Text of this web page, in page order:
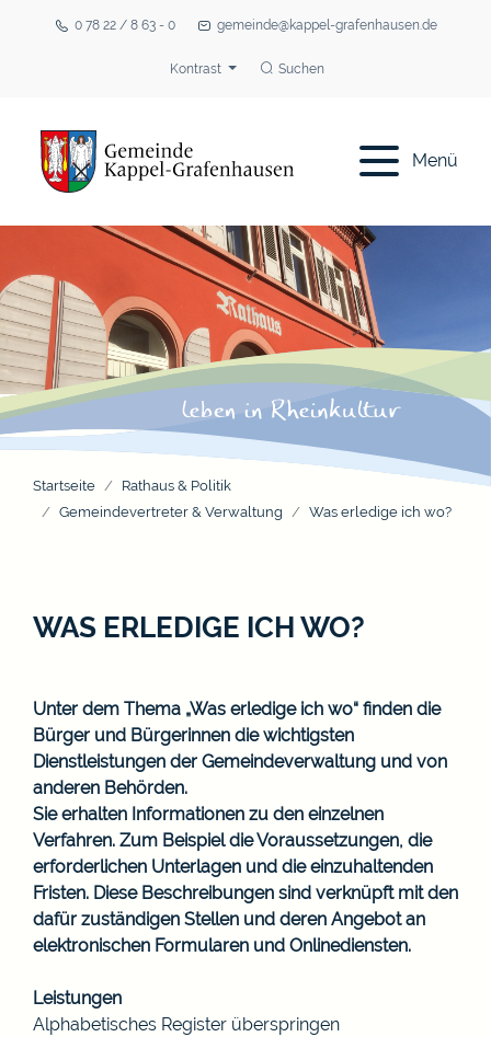
0 78 22 / 8 63 - 0 gemeinde@kappel-grafenhausen.de
Kontrast Suchen
Menü
Startseite
Rathaus & Politik
Gemeindevertreter & Verwaltung
Was erledige ich wo?
WAS ERLEDIGE ICH WO?
Unter dem Thema „Was erledige ich wo“ finden die
Bürger und Bürgerinnen die wichtigsten
Dienstleistungen der Gemeindeverwaltung und von
anderen Behörden.
Sie erhalten Informationen zu den einzelnen
Verfahren. Zum Beispiel die Voraussetzungen, die
erforderlichen Unterlagen und die einzuhaltenden
Fristen. Diese Beschreibungen sind verknüpft mit den
dafür zuständigen Stellen und deren Angebot an
elektronischen Formularen und Onlinediensten.
Leistungen
Alphabetisches Register überspringen